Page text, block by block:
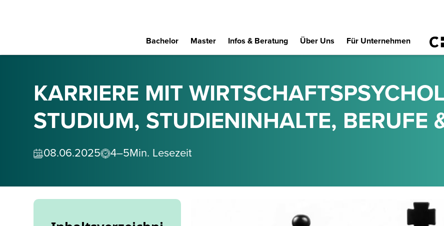
Bachelor Master Infos & Beratung Über Uns Für Unternehmen
KARRIERE MIT
STUDIUM, STUDIENINHALTE, BERUFE
08.06.2025 4–5Min. Lesezeit